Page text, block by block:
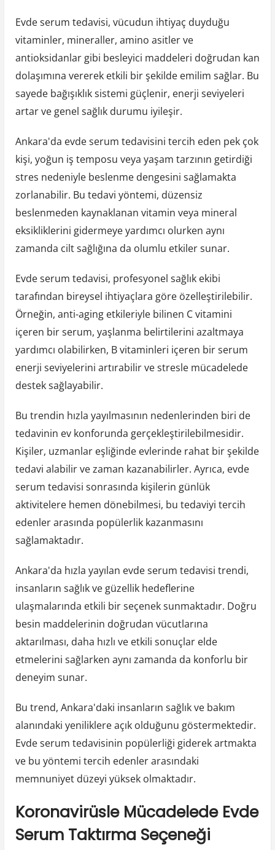
Evde serum tedavisi, vücudun ihtiyaç duyduğu
vitaminler, mineraller, amino asitler ve
antioksidanlar gibi besleyici maddeleri doğrudan kan
dolaşımına vererek etkili bir şekilde emilim sağlar. Bu
sayede bağışıklık sistemi güçlenir, enerji seviyeleri
artar ve genel sağlık durumu iyileşir.
Ankara'da evde serum tedavisini tercih eden pek çok
kişi, yoğun iş temposu veya yaşam tarzının getirdiği
stres nedeniyle beslenme dengesini sağlamakta
zorlanabilir. Bu tedavi yöntemi, düzensiz
beslenmeden kaynaklanan vitamin veya mineral
eksikliklerini gidermeye yardımcı olurken aynı
zamanda cilt sağlığına da olumlu etkiler sunar.
Evde serum tedavisi, profesyonel sağlık ekibi
tarafından bireysel ihtiyaçlara göre özelleştirilebilir.
Örneğin, anti-aging etkileriyle bilinen C vitamini
içeren bir serum, yaşlanma belirtilerini azaltmaya
yardımcı olabilirken, B vitaminleri içeren bir serum
enerji seviyelerini artırabilir ve stresle mücadelede
destek sağlayabilir.
Bu trendin hızla yayılmasının nedenlerinden biri de
tedavinin ev konforunda gerçekleştirilebilmesidir.
Kişiler, uzmanlar eşliğinde evlerinde rahat bir şekilde
tedavi alabilir ve zaman kazanabilirler. Ayrıca, evde
serum tedavisi sonrasında kişilerin günlük
aktivitelere hemen dönebilmesi, bu tedaviyi tercih
edenler arasında popülerlik kazanmasını
sağlamaktadır.
Ankara'da hızla yayılan evde serum tedavisi trendi,
insanların sağlık ve güzellik hedeflerine
ulaşmalarında etkili bir seçenek sunmaktadır. Doğru
besin maddelerinin doğrudan vücutlarına
aktarılması, daha hızlı ve etkili sonuçlar elde
etmelerini sağlarken aynı zamanda da konforlu bir
deneyim sunar.
Bu trend, Ankara'daki insanların sağlık ve bakım
alanındaki yeniliklere açık olduğunu göstermektedir.
Evde serum tedavisinin popülerliği giderek artmakta
ve bu yöntemi tercih edenler arasındaki
memnuniyet düzeyi yüksek olmaktadır.
Koronavirüsle Mücadelede Evde
Serum Taktırma Seçeneği